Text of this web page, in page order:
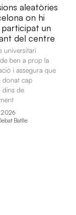
aleatòries
on hi
participat un
del centre
universitari
ben a prop la
i assegura que
donat cap
dins de
2026
Batlle